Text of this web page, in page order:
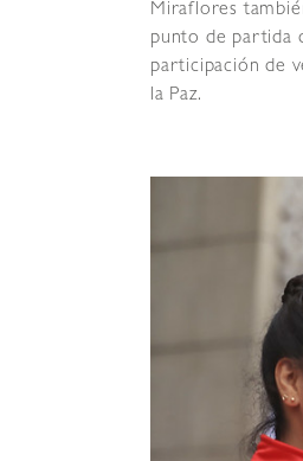
Miraflores
punto de partida
participación de
la Paz.